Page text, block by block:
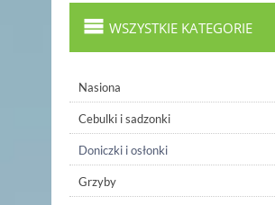
WSZYSTKIE KATEGORIE
Nasiona
Cebulki i sadzonki
Doniczki i osłonki
Grzyby